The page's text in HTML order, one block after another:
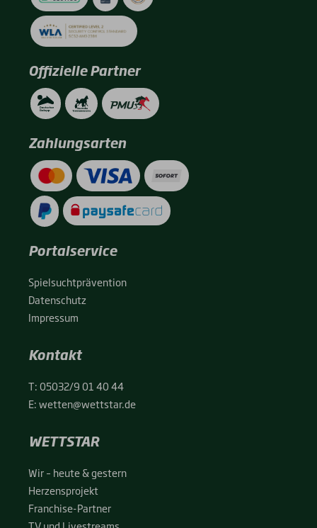
Offizielle Partner
Zahlungsarten
Portalservice
Spiel­sucht­prä­ven­ti­on
Daten­schutz
Impres­sum
Kontakt
T:05032/9 01 40 44
E:wetten@wettstar.de
WETTSTAR
Wir – heu­te & ges­tern
Her­zens­pro­jekt
Fran­chise-Par­t­­ner